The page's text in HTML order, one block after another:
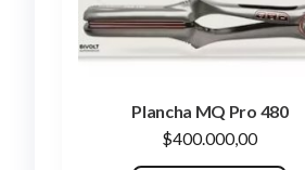
Plancha MQ Pro 480
$400.000,00